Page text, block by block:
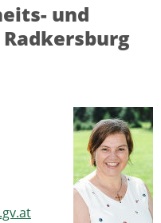
und